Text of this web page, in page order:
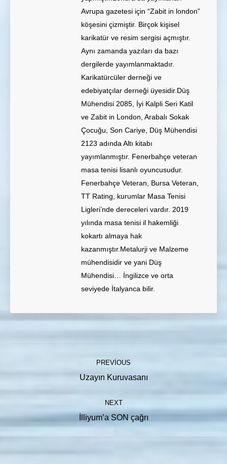
Avrupa gazetesi için “Zabit in london”
köşesini çizmiştir. Birçok kişisel
karikatür ve resim sergisi açmıştır.
Aynı zamanda yazıları da bazı
dergilerde yayımlanmaktadır.
Karikatürcüler derneği ve
edebiyatçılar derneği üyesidir.Düş
Mühendisi 2085, İyi Kalpli Seri Katil
ve Zabit in London, Arabalı Sokak
Çocuğu, Son Cariye, Düş Mühendisi
2123 adında Altı kitabı
yayımlanmıştır. Fenerbahçe veteran
masa tenisi lisanlı oyuncusudur.
Fenerbahçe Veteran, Bursa Veteran,
TT Rating, kurumlar Masa Tenisi
Ligleri’nde dereceleri vardır. 2019
yılında masa tenisi il hakemliği
kokartı almaya hak
kazanmıştır.Metalurji ve Malzeme
mühendisidir ve yani Düş
Mühendisi… İngilizce ve orta
seviyede İtalyanca bilir.
PREVIOUS
Previous
Uzayın Kuruvasanı
NEXT
Next
İlliyum’a SON çağrı